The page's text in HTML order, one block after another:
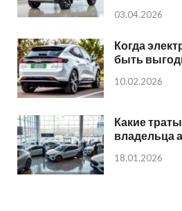
03.04.2026
Когда
быть
10.02.2026
Какие
владельца
18.01.2026